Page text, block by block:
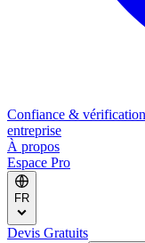
Confiance &
entreprise
À propos
Espace Pro
FR
Devis Gratuits